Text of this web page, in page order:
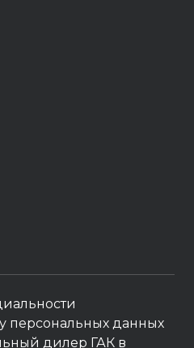
персональных данных
дилер ГАК в